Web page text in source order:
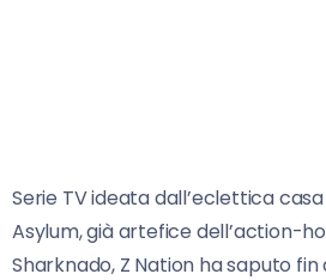
Serie TV ideata dall’eclettica
Asylum, già artefice dell’action-
Sharknado, Z Nation ha saputo